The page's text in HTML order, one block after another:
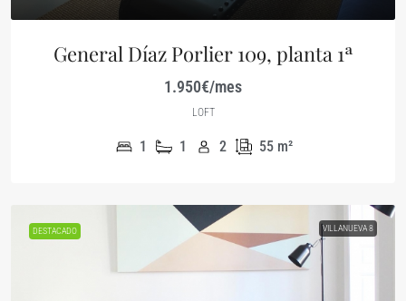
General Díaz Porlier 109, planta 1ª
1.950€/mes
LOFT
1 1 2 55 m²
DESTACADO VILLANUEVA 8